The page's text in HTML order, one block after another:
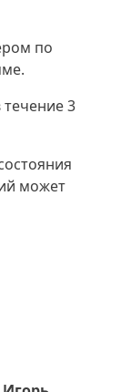
по
3
может